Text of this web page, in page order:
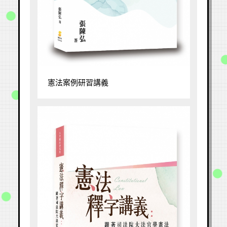
憲法案例研習講義